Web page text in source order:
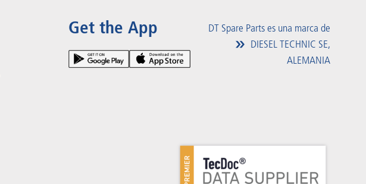
Get the App
DT Spare Parts es una marca de
DIESEL TECHNIC SE,
ALEMANIA